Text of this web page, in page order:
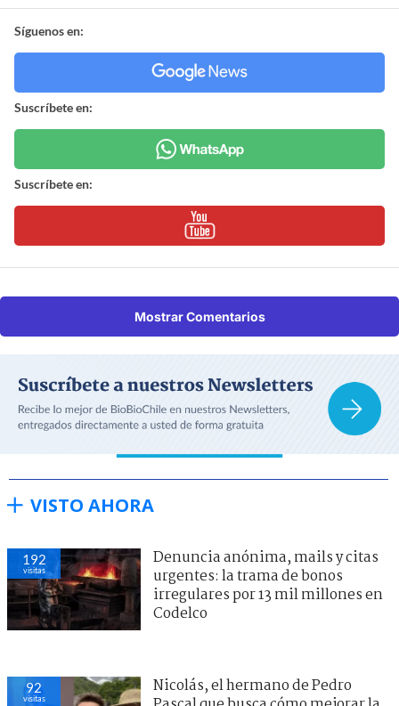
Síguenos en:
Suscríbete en:
Suscríbete en:
Mostrar Comentarios
VISTO AHORA
192
visitas
Denuncia anónima, mails y citas
urgentes: la trama de bonos
irregulares por 13 mil millones en
Codelco
92
visitas
Nicolás, el hermano de Pedro